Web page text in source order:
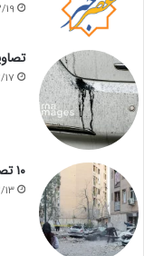
19
17
۱۰ تصویر از خسارت حمله هوایی به خیابان‌های تهران
13